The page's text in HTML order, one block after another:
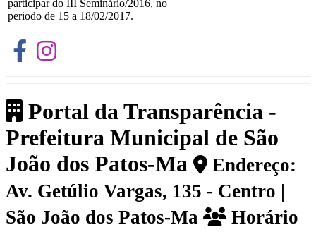
participar do III Seminário/2016, no
periodo de 15 a 18/02/2017.
Portal da Transparência -
Prefeitura Municipal de São
João dos Patos-Ma
Endereço:
Av. Getúlio Vargas, 135 - Centro |
São João dos Patos-Ma
Horário